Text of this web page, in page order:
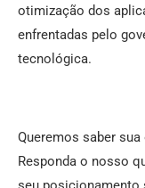
otimização dos
enfrentadas pelo
tecnológica.
Queremos saber
Responda o nosso